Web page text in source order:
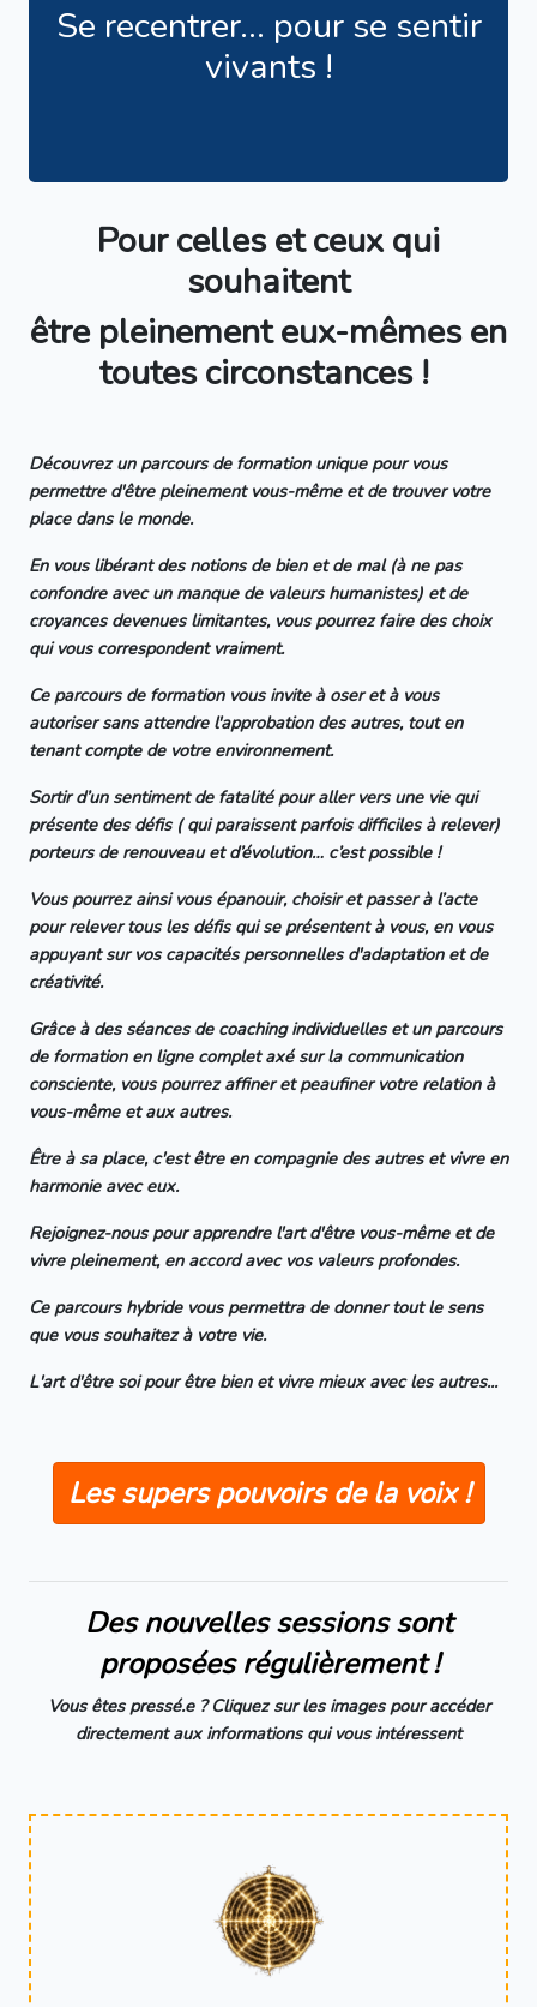
Se recentrer... pour se sentir
vivants !
Pour celles et ceux qui
souhaitent
être pleinement eux-mêmes en
toutes circonstances !
Découvrez un parcours de formation unique pour vous
permettre d'être pleinement vous-même et de trouver votre
place dans le monde.
En vous libérant des notions de bien et de mal (à ne pas
confondre avec un manque de valeurs humanistes) et de
croyances devenues limitantes, vous pourrez faire des choix
qui vous correspondent vraiment.
Ce parcours de formation vous invite à oser et à vous
autoriser sans attendre l'approbation des autres, tout en
tenant compte de votre environnement.
Sortir d’un sentiment de fatalité pour aller vers une vie qui
présente des défis ( qui paraissent parfois difficiles à relever)
porteurs de renouveau et d’évolution… c’est possible !
Vous pourrez ainsi vous épanouir, choisir et passer à l’acte
pour relever tous les défis qui se présentent à vous, en vous
appuyant sur vos capacités personnelles d'adaptation et de
créativité.
Grâce à des séances de coaching individuelles et un parcours
de formation en ligne complet axé sur la communication
consciente, vous pourrez affiner et peaufiner votre relation à
vous-même et aux autres.
Être à sa place, c'est être en compagnie des autres et vivre en
harmonie avec eux.
Rejoignez-nous pour apprendre l'art d'être vous-même et de
vivre pleinement, en accord avec vos valeurs profondes.
Ce parcours hybride vous permettra de donner tout le sens
que vous souhaitez à votre vie.
L'art d'être soi pour être bien et vivre mieux avec les autres...
Les supers pouvoirs de la voix !
Des nouvelles sessions sont
proposées régulièrement !
Vous êtes pressé.e ? Cliquez sur les images pour accéder
directement aux informations qui vous intéressent